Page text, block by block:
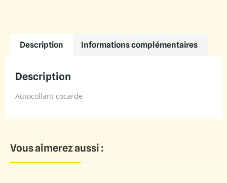
Description Informations complémentaires
Description
Autocollant cocarde
Vous aimerez aussi :